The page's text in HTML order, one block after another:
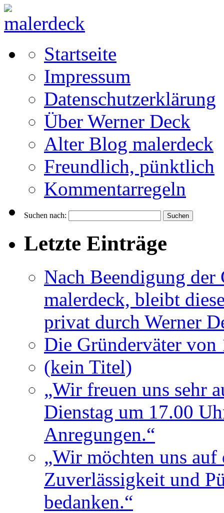
Startseite
Impressum
Datenschutzerklärung
Über Werner Deck
Alter Blog malerdeck
Freundlich, pünktlich
Kommentarregeln
Suchen nach:
Letzte Einträge
Nach Beendigung
malerdeck, bleibt
privat durch Werner
Die Gründerväter
(kein Titel)
„Wir freuen uns sehr
Dienstag um 17.00
Anregungen.“
„Wir möchten uns
Zuverlässigkeit und
bedanken.“